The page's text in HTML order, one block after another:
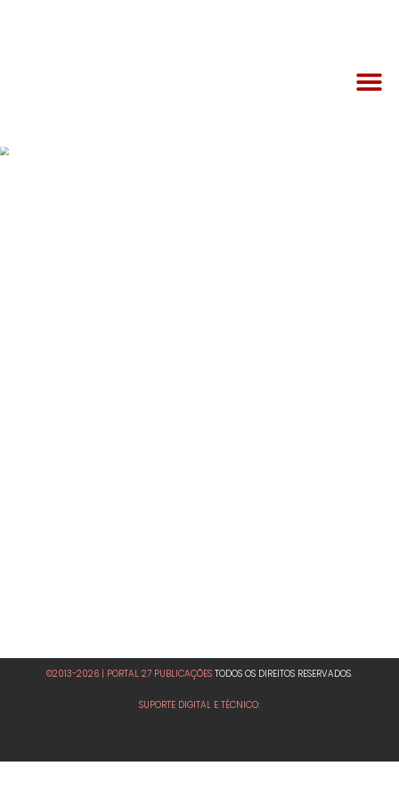
©2013-2026 | PORTAL 27 PUBLICAÇÕES TODOS OS DIREITOS RESERVADOS.
SUPORTE DIGITAL E TÉCNICO: